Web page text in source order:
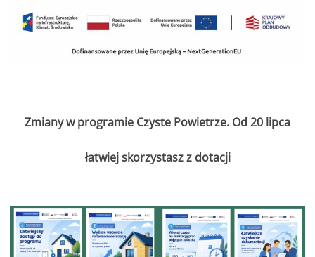
Zmiany w programie Czyste Powietrze. Od 20 lipca
łatwiej skorzystasz z dotacji